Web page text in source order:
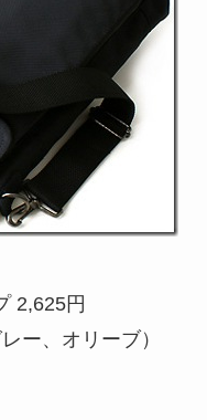
2,625円
ー、オリーブ）